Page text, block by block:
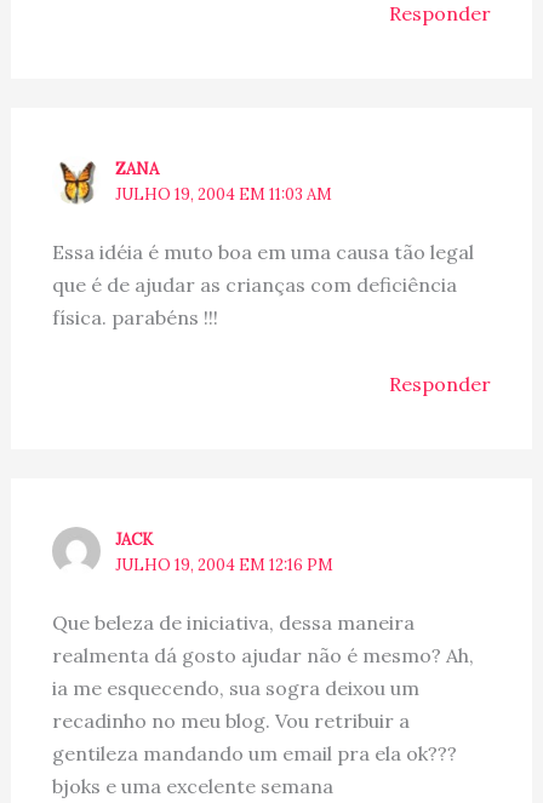
Responder
ZANA
JULHO 19, 2004 EM 11:03 AM
Essa idéia é muto boa em uma causa tão legal
que é de ajudar as crianças com deficiência
física. parabéns !!!
Responder
JACK
JULHO 19, 2004 EM 12:16 PM
Que beleza de iniciativa, dessa maneira
realmenta dá gosto ajudar não é mesmo? Ah,
ia me esquecendo, sua sogra deixou um
recadinho no meu blog. Vou retribuir a
gentileza mandando um email pra ela ok???
bjoks e uma excelente semana